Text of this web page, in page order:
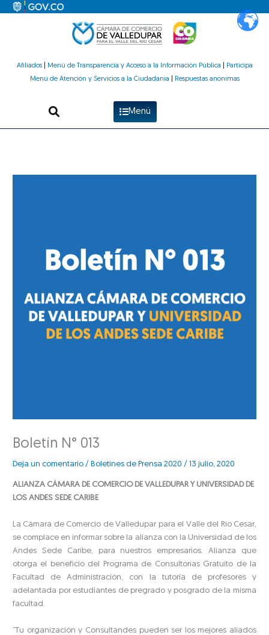
Afiliados| Menú de Transparencia y Acceso a la Información Pública
Participa
Menú de Atención y Servicios a la Ciudadanía
Respuestas anónimas
Menú
Boletín N° 013
Deja un comentario / Boletines de Prensa 2020 /13 julio, 2020
ALIANZA CÁMARA DE COMERCIO DE VALLEDUPAR Y UNIVERSIDAD DE
LOS ANDES SEDE CARIBE
La Cámara de Comercio de Valledupar para el Valle del Río Cesar,
se complace en informar sobre la alianza con la Universidad de los
Andes Sede Caribe, para nuestros empresarios. Alianza que
otorga el beneficio del Programa de Consultorías Gratuito de la
Facultad de Administración, con la tutoría de profesores y
adelantada por estudiantes de pregrado y posgrado de la misma
facultad.
“Tu organización y Consultandes pueden ser los mejores aliados